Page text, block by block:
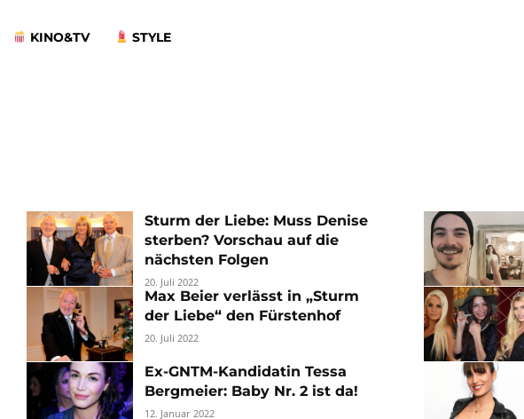
KINO&TV STYLE
Sturm der Liebe: Muss Denise
sterben? Vorschau auf die
nächsten Folgen
20. Juli 2022
Max Beier verlässt in „Sturm
der Liebe“ den Fürstenhof
20. Juli 2022
Ex-GNTM-Kandidatin Tessa
Bergmeier: Baby Nr. 2 ist da!
12. Januar 2022